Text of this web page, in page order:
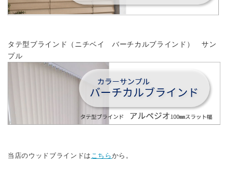
タテ型ブラインド（ニチベイ バーチカルブラインド） サン
プル
当店のウッドブラインドは こちら から。